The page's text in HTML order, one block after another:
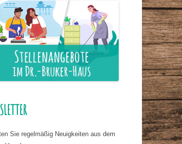
Sie regelmäßig Neuigkeiten aus dem